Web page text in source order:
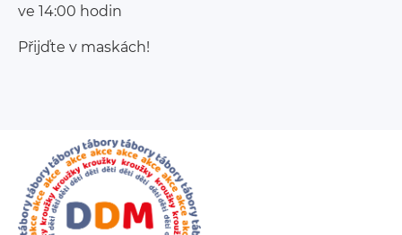
ve 14:00 hodin
Přijďte v maskách!